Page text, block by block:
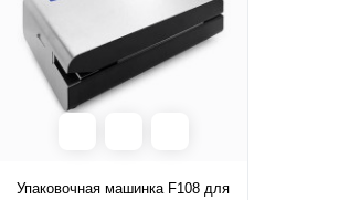
Упаковочная машинка F108 для